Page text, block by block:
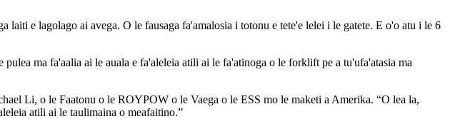
e lagolago ai avega. O le fausaga fa'amalosia i totonu e tete'e lelei i le gatete. E o'o atu i le 6
ma fa'aalia ai le auala e fa'aleleia atili ai le fa'atinoga o le forklift pe a tu'ufa'atasia ma
Li, o le Faatonu o le ROYPOW o le Vaega o le ESS mo le maketi a Amerika. “O lea la,
atili ai le taulimaina o meafaitino.”